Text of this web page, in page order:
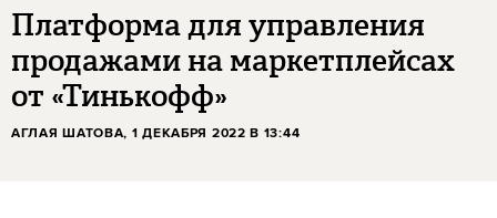
Платформа для управления
продажами на маркетплейсах
от «Тинькофф»
АГЛАЯ ШАТОВА, 1 ДЕКАБРЯ 2022 В 13:44